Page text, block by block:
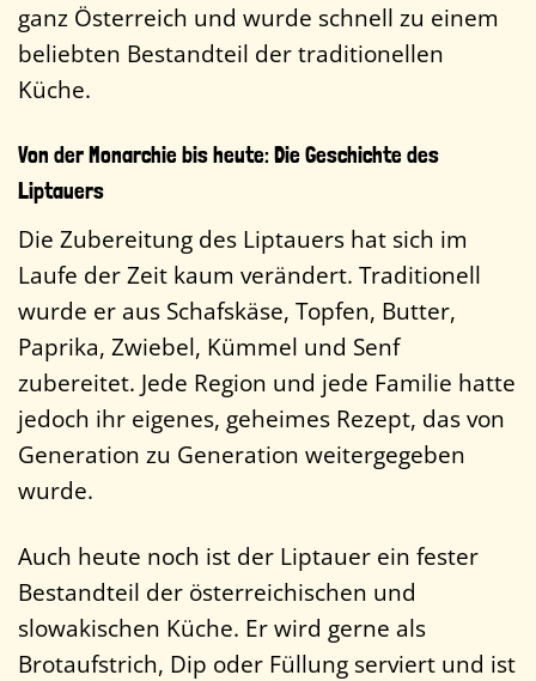
ganz Österreich und wurde schnell zu einem
beliebten Bestandteil der traditionellen
Küche.
Von der Monarchie bis heute: Die Geschichte des
Liptauers
Die Zubereitung des Liptauers hat sich im
Laufe der Zeit kaum verändert. Traditionell
wurde er aus Schafskäse, Topfen, Butter,
Paprika, Zwiebel, Kümmel und Senf
zubereitet. Jede Region und jede Familie hatte
jedoch ihr eigenes, geheimes Rezept, das von
Generation zu Generation weitergegeben
wurde.
Auch heute noch ist der Liptauer ein fester
Bestandteil der österreichischen und
slowakischen Küche. Er wird gerne als
Brotaufstrich, Dip oder Füllung serviert und ist